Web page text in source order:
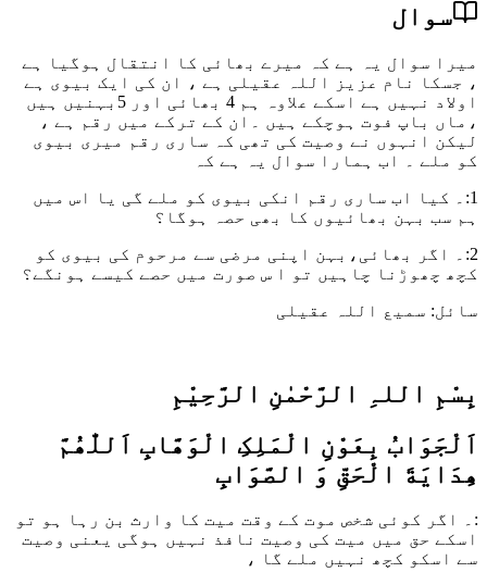
سوال
میرا سوال یہ ہے کہ میرے بھائی کا انتقال ہوگیا ہے
، جسکا نام عزیز اللہ عقیلی ہے ، ان کی ایک بیوی ہے
اولاد نہیں ہے اسکے علاوہ ہم 4 بھائی اور 5بہنیں ہیں
،ماں باپ فوت ہوچکے ہیں ۔ان کے ترکے میں رقم ہے ،
لیکن انہوں نے وصیت کی تھی کہ ساری رقم میری بیوی
کو ملے ۔ اب ہمارا سوال یہ ہے کہ
1:۔ کیا اب ساری رقم انکی بیوی کو ملے گی یا اس میں
ہم سب بہن بھائیوں کا بھی حصہ ہوگا؟
2:۔ اگر بھائی،بہن اپنی مرضی سے مرحوم کی بیوی کو
کچھ چھوڑنا چاہیں تو ا س صورت میں حصے کیسے ہونگے؟
سائل: سمیع اللہ عقیلی
بِسْمِ اللہِ الرَّحْمٰنِ الرَّحِيْمِ
اَلْجَوَابُ بِعَوْنِ الْمَلِکِ الْوَھَّابِ اَللّٰھُمَّ
ھِدَايَةَ الْحَقِّ وَ الصَّوَابِ
:۔ اگر کوئی شخص موت کے وقت میت کا وارث بن رہا ہو تو
اسکے حق میں میت کی وصیت نافذ نہیں ہوگی یعنی وصیت
سے اسکو کچھ نہیں ملے گا ،